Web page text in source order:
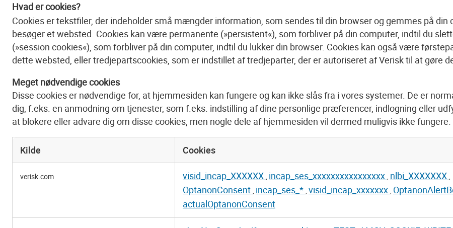
Hvad er cookies?
Cookies er tekstfiler, der indeholder små mængder information, som sendes til din browser og gemmes på
besøger et websted. Cookies kan være permanente (»persistent«), som forbliver på din computer, indtil du
(»session cookies«), som forbliver på din computer, indtil du lukker din browser. Cookies kan også være
dette websted, eller tredjepartscookies, som er indstillet af tredjeparter, der er autoriseret af Verisk til at gøre
Meget nødvendige cookies
Disse cookies er nødvendige for, at hjemmesiden kan fungere og kan ikke slås fra i vores systemer. De er
dig, f.eks. en anmodning om tjenester, som f.eks. indstilling af dine personlige præferencer, indlogning eller
at blokere eller advare dig om disse cookies, men nogle dele af hjemmesiden vil dermed muligvis ikke fungere.
nødvendige
Kilde Cookies
verisk.com visid_incap_XXXXXX , incap_ses_xxxxxxxxxxxxxxxx , nlbi_XXXXXXX ,
OptanonConsent , incap_ses_* , visid_incap_xxxxxxx ,
actualOptanonConsent